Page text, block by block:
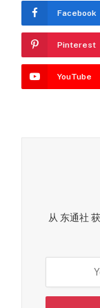
Facebook
Pinterest
YouTube
从 东通社